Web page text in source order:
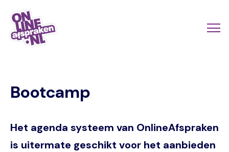
Naar
hoofdinhoud
Bootcamp
Het agenda systeem van OnlineAfspraken
is uitermate geschikt voor het aanbieden